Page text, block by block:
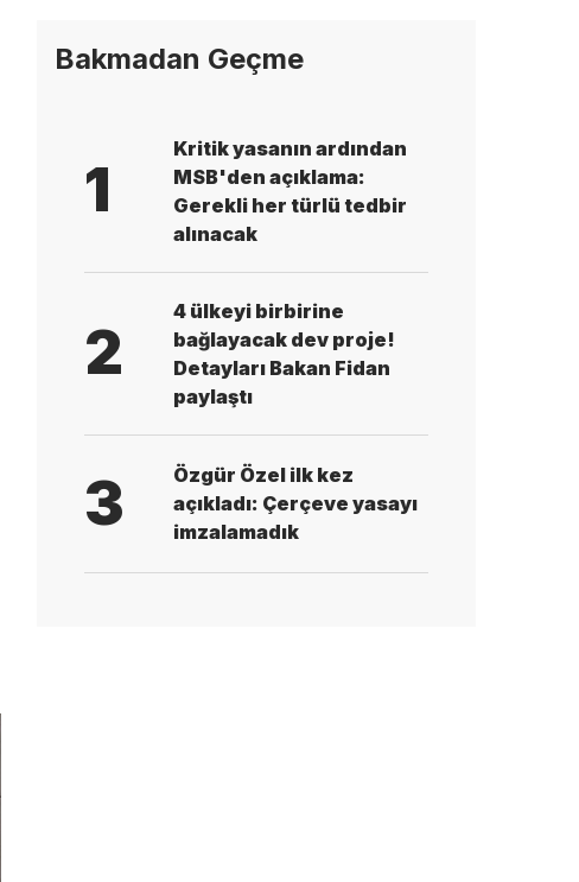
Bakmadan Geçme
1
Kritik yasanın ardından
MSB'den açıklama:
Gerekli her türlü tedbir
alınacak
2
4 ülkeyi birbirine
bağlayacak dev proje!
Detayları Bakan Fidan
paylaştı
3
Özgür Özel ilk kez
açıkladı: Çerçeve yasayı
imzalamadık